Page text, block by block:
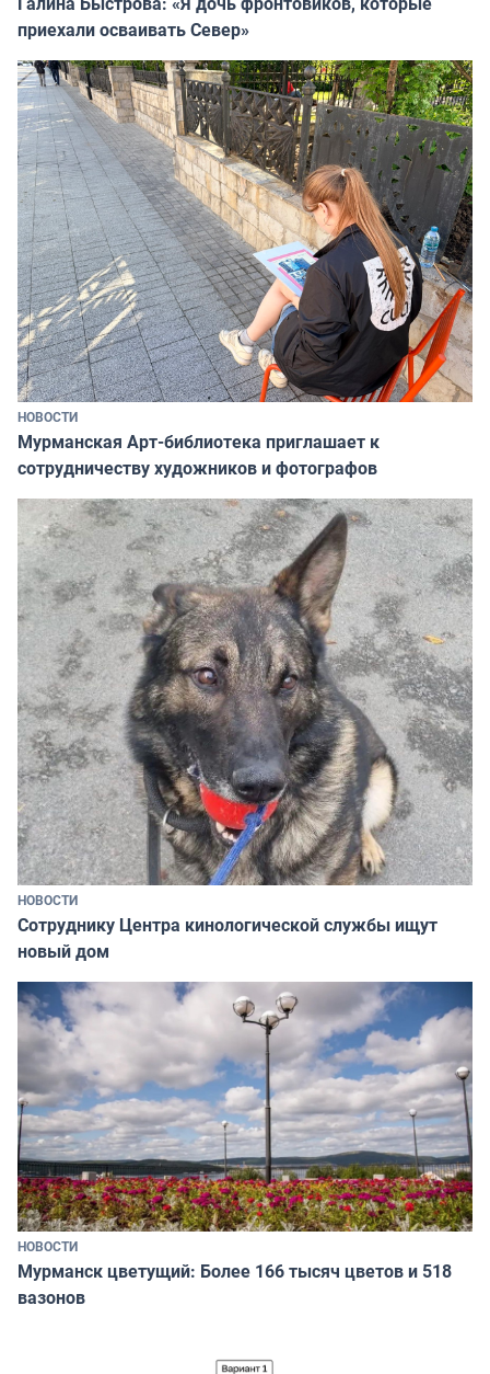
приехали осваивать Север»
НОВОСТИ
Мурманская Арт-библиотека приглашает к
сотрудничеству художников и фотографов
НОВОСТИ
Сотруднику Центра кинологической службы ищут
новый дом
НОВОСТИ
Мурманск цветущий: Более 166 тысяч цветов и 518
вазонов